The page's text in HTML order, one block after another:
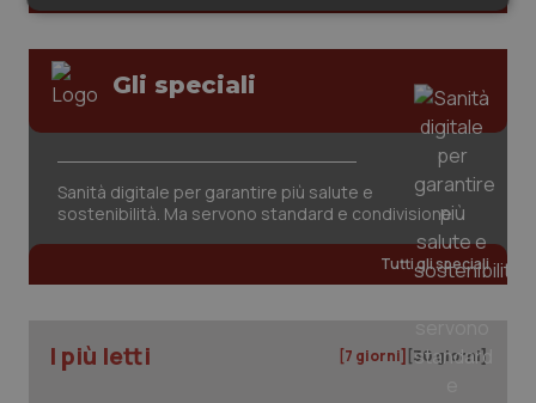
Umbria
Valle D’Aosta
Veneto
Oftalmologia
Oncodermatologia
Oncoematologia
Oncologia & Nutrizione
Quotidiano Cardiologia
Gli speciali
Sanità digitale per garantire più salute e
sostenibilità. Ma servono standard e condivisione
Tutti gli speciali
I più letti [7 giorni] [30 giorni]
Necessari Statistici Marketing
I cookie necessari contribuiscono a rendere fruibile il
sito web abilitandone funzionalità di base quali la
protette del sito. Il sito web non è in grado di